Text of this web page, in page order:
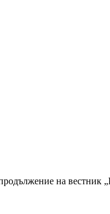
на вестник